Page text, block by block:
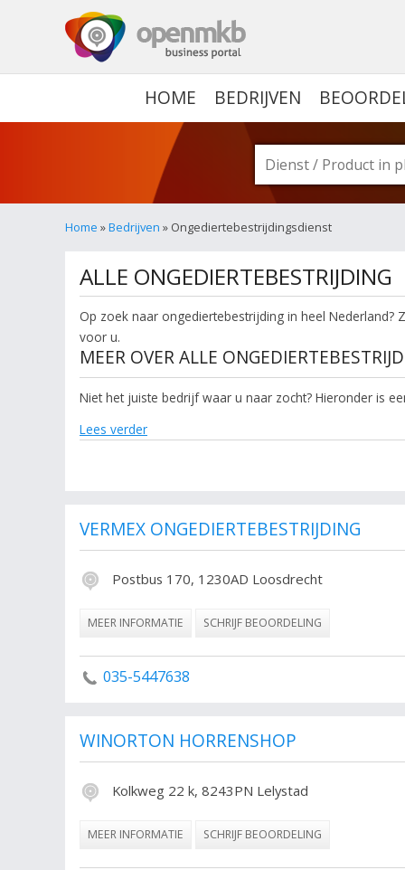
HOME BEDRIJVEN
Home »Bedrijven » Ongediertebestrijdingsdienst
ALLE ONGEDIERTEBESTRIJDING
Op zoek naar ongediertebestrijding in heel
voor u.
MEER OVER ALLE
Niet het juiste bedrijf waar u naar zocht? Hieronder is
Wilt u meer weten over plaagdieren? Klik op het item
Lees verder
VERMEX ONGEDIERTEBESTRIJDING
Postbus 170, 1230AD Loosdrecht
MEER INFORMATIE SCHRIJF BEOORDELING
035-5447638
WINORTON HORRENSHOP
Kolkweg 22 k, 8243PN Lelystad
MEER INFORMATIE SCHRIJF BEOORDELING